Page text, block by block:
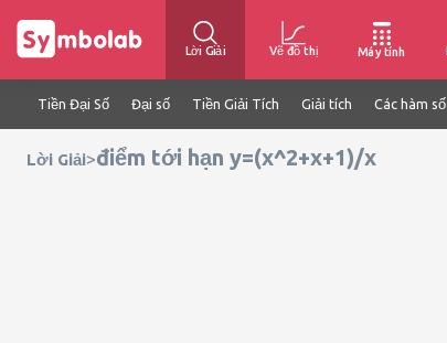
Lời Giải Vẽ đồ thị Máy tính
Tiền Đại Số Đại số Tiền Giải Tích Giải tích Các hàm số
Lời Giải>điểm tới hạn y=(x^2+x+1)/x